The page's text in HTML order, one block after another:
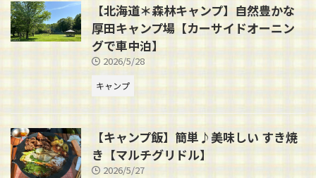
【北海道＊森林キャンプ】自然豊かな
厚田キャンプ場【カーサイドオーニン
グで車中泊】
2026/5/28
キャンプ
【キャンプ飯】簡単♪美味しい すき焼
き【マルチグリドル】
2026/5/27